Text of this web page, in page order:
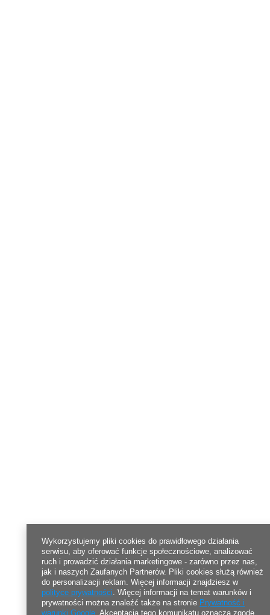
Wykorzystujemy pliki cookies do prawidłowego działania
serwisu, aby oferować funkcje społecznościowe, analizować
ruch i prowadzić działania marketingowe - zarówno przez nas,
jak i naszych Zaufanych Partnerów. Pliki cookies służą również
do personalizacji reklam. Więcej informacji znajdziesz w
polityce prywatności. Więcej informacji na temat warunków i
prywatności można znaleźć także na stronie Prywatność i
warunki Google . Akceptacja tego komunikatu oznacza zgodę